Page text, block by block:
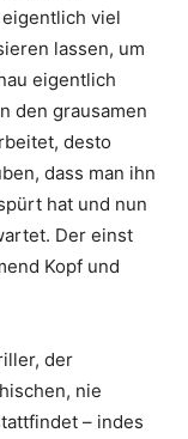
viel
lassen, um
eigentlich
den grausamen
desto
dass man ihn
hat und nun
Der einst
Kopf und
der
nie
– indes